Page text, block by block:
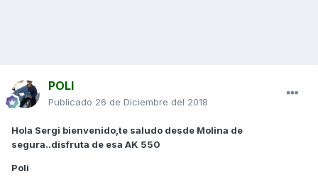
POLI
Publicado 26 de Diciembre del 2018
Hola Sergi bienvenido,te saludo desde Molina de
segura..disfruta de esa AK 550
Poli